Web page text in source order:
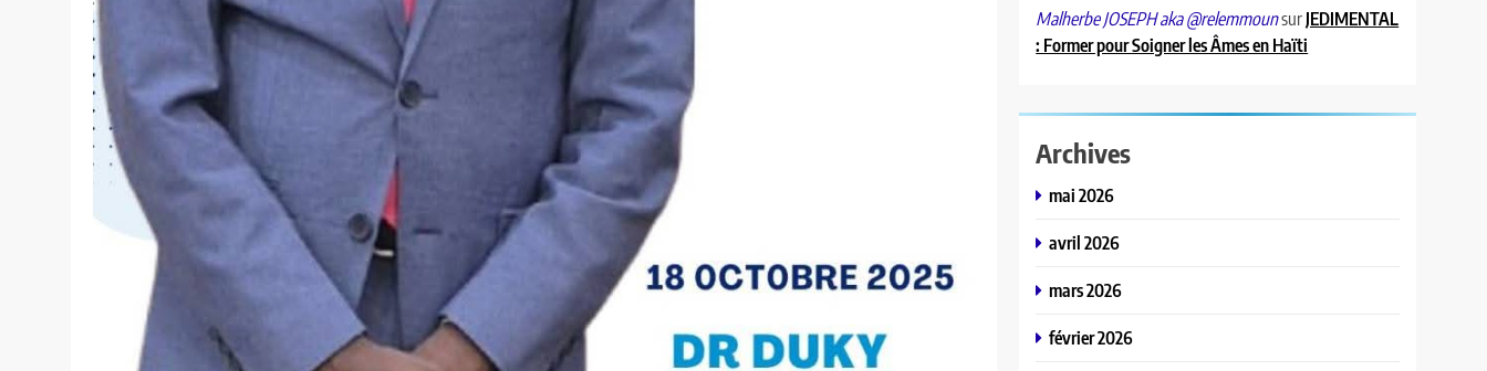
Malherbe JOSEPH aka @relemmounsurJEDIMENTAL
: Former pour Soigner les Âmes en Haïti
Archives
mai 2026
avril 2026
mars 2026
février 2026